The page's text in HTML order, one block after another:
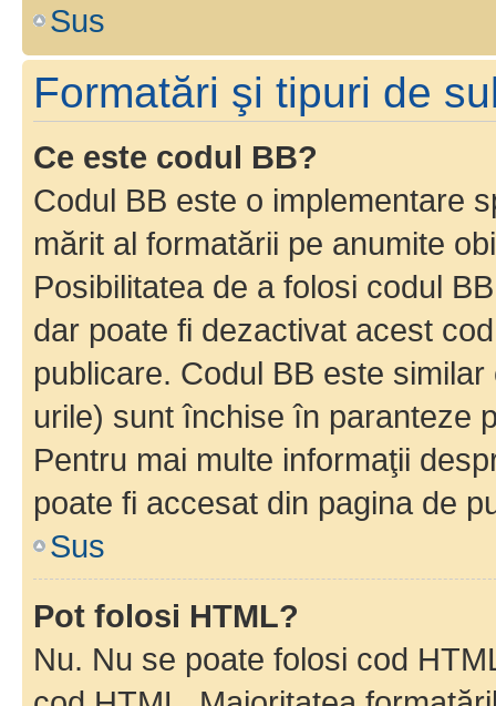
Sus
Formatări şi tipuri de
Ce este codul BB?
Codul BB este o implementare
mărit al formatării pe anumite
Posibilitatea de a folosi codul
dar poate fi dezactivat acest
publicare. Codul BB este
urile) sunt închise în paranteze
Pentru mai multe informaţii
poate fi accesat din pagina de
Sus
Pot folosi HTML?
Nu. Nu se poate folosi cod